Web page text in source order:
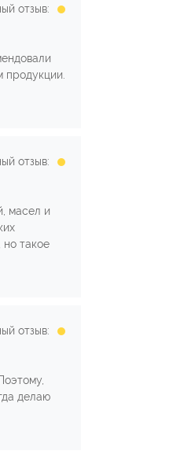
отзыв:
продукции.
отзыв:
масел и
но такое
отзыв:
делаю